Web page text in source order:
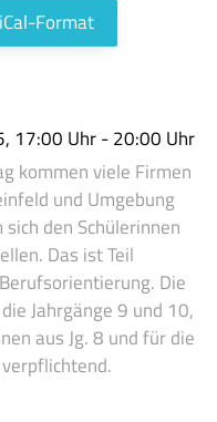
Format
, 17:00 Uhr- 20:00 Uhr
kommen viele Firmen
und Umgebung
den Schülerinnen
Das ist Teil
Die
Jahrgänge 9 und 10,
aus Jg. 8 und für die